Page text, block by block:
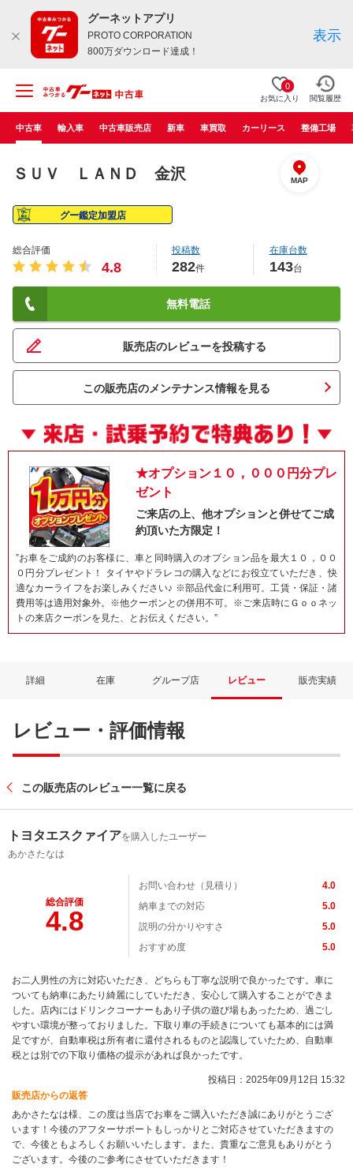
グーネットアプリ
PROTO CORPORATION
800万ダウンロード達成！
表示
0
お気に入り 閲覧履歴
中古車 輸入車 中古車販売店 新車 車買取 カーリース 整備工場
ＳＵＶ ＬＡＮＤ 金沢 MAP
グー鑑定加盟店
総合評価
4.8
投稿数
282件
在庫台数
143台
無料電話
販売店のレビューを投稿する
この販売店のメンテナンス情報を見る
★オプション１０，０００円分プレ
ゼント
ご来店の上、他オプションと併せてご成
約頂いた方限定！
”お車をご成約のお客様に、車と同時購入のオプション品を最大１０，００
０円分プレゼント！ タイヤやドラレコの購入などにお役立ていただき、快
適なカーライフをお楽しみください♪ ※部品代金に利用可。工賃・保証・諸
費用等は適用対象外。※他クーポンとの併用不可。※ご来店時にＧｏｏネッ
トの来店クーポンを見た、とお伝えください。”
詳細 在庫 グループ店 レビュー 販売実績
レビュー・評価情報
この販売店のレビュー一覧に戻る
トヨタエスクァイアを購入したユーザー
あかさたなは
総合評価
4.8
お問い合わせ（見積り）
4.0
納車までの対応
5.0
説明の分かりやすさ
5.0
おすすめ度
5.0
お二人男性の方に対応いただき、どちらも丁寧な説明で良かったです。車に
ついても納車にあたり綺麗にしていただき、安心して購入することができま
した。店内にはドリンクコーナーもあり子供の遊び場もあったため、過ごし
やすい環境が整っておりました。下取り車の手続きについても基本的には満
足ですが、自動車税は所有者に還付されるものと認識していたため、自動車
税とは別での下取り価格の提示があれば良かったです。
投稿日：2025年09月12日 15:32
販売店からの返答
あかさたなは様、この度は当店でお車をご購入いただき誠にありがとうござ
います！今後のアフターサポートもしっかりとご対応させていただきますの
で、今後ともよろしくお願いいたします。また、貴重なご意見もありがとう
ございます。今後のご参考にさせていただきます！